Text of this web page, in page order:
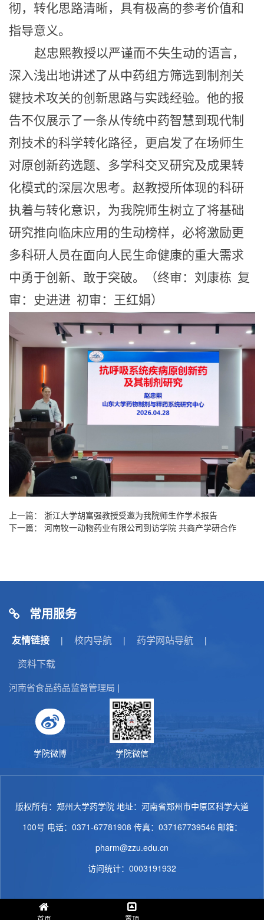
彻，转化思路清晰，具有极高的参考价值和
指导意义。
赵忠熙教授以严谨而不失生动的语言，
深入浅出地讲述了从中药组方筛选到制剂关
键技术攻关的创新思路与实践经验。他的报
告不仅展示了一条从传统中药智慧到现代制
剂技术的科学转化路径，更启发了在场师生
对原创新药选题、多学科交叉研究及成果转
化模式的深层次思考。赵教授所体现的科研
执着与转化意识，为我院师生树立了将基础
研究推向临床应用的生动榜样，必将激励更
多科研人员在面向人民生命健康的重大需求
中勇于创新、敢于突破。（终审：刘康栋 复
审：史进进 初审：王红娟）
上一篇： 浙江大学胡富强教授受邀为我院师生作学术报告
下一篇： 河南牧一动物药业有限公司到访学院 共商产学研合作
常用服务
友情链接 | 校内导航 | 药学网站导航 |
资料下载
河南省食品药品监督管理局 |
学院微博 学院微信
版权所有：郑州大学药学院 地址：河南省郑州市中原区科学大道
100号 电话：0371-67781908 传真：037167739546 邮箱：
pharm@zzu.edu.cn
访问统计： 0003191932